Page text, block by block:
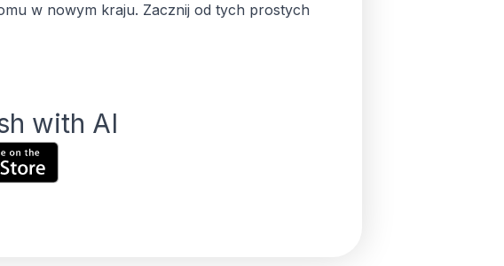
w nowym kraju. Zacznij od tych prostych
with AI